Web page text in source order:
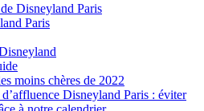
Disneyland Paris
Paris
moins chères de 2022
Disneyland Paris : éviter